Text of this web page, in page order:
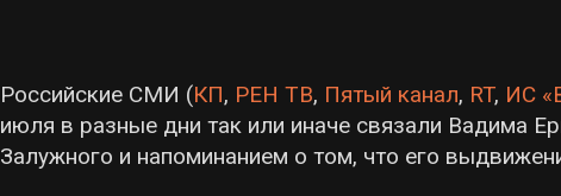
Российские СМИ (КП, РЕН ТВ, Пятый канал, RT, ИС
июля в разные дни так или иначе связали Вадима
Залужного и напоминанием о том, что его